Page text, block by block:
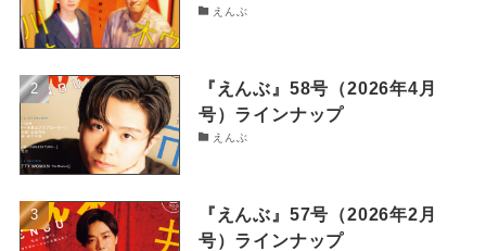
えんぶ
『えんぶ』58号（2026年4月
号）ラインナップ
えんぶ
『えんぶ』57号（2026年2月
号）ラインナップ